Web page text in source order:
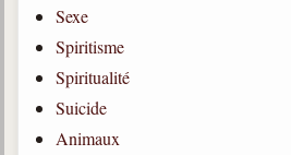
1910-2002
Divaldo Franco
1927-2025
Bibliothèque
Sexe
Spiritisme
Spiritualité
Suicide
Animaux